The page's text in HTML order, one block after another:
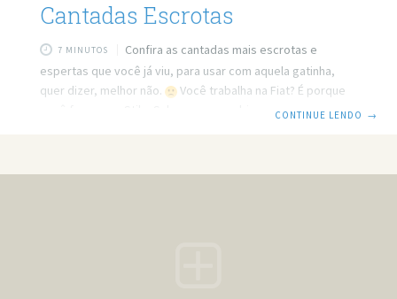
Cantadas Escrotas
7 MINUTOS
Confira as cantadas mais escrotas e
espertas que você já viu, para usar com aquela gatinha,
quer dizer, melhor não.
Você trabalha na Fiat? É porque
você faz o meu Stilo. Sabe o que combina com você? Eu.
CONTINUE LENDO →